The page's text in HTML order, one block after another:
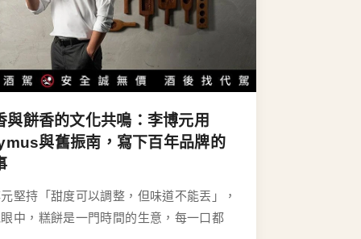
與餅香的文化共鳴：李博元用
與舊振南，寫下百年品牌的
堅持「甜度可以調整，但味道不能丟」，
中，糕餅是一門時間的生意，每一口都